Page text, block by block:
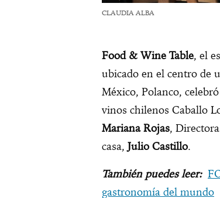
CLAUDIA ALBA
Food & Wine Table, el
ubicado en el centro de
México, Polanco,
vinos chilenos Caballo
Mariana Rojas,
casa, Julio Castillo.
También puedes leer:
gastronomía del mundo